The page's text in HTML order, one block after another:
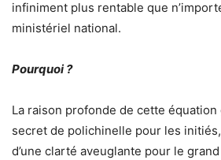
infiniment plus rentable que
ministériel national.
Pourquoi ?
La raison profonde de cette
secret de polichinelle pour les
d’une clarté aveuglante pour le